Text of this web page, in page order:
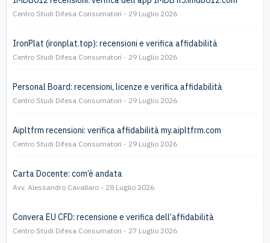
Centro Studi Difesa Consumatori 29 Luglio 2026
IronPlat (ironplat.top): recensioni e verifica affidabilità
Centro Studi Difesa Consumatori 29 Luglio 2026
Personal Board: recensioni, licenze e verifica affidabilità
Centro Studi Difesa Consumatori 29 Luglio 2026
Aipltfrm recensioni: verifica affidabilità my.aipltfrm.com
Centro Studi Difesa Consumatori 29 Luglio 2026
Carta Docente: com’è andata
Avv. Alessandro Cavallaro 28 Luglio 2026
Convera EU CFD: recensione e verifica dell’affidabilità
Centro Studi Difesa Consumatori 27 Luglio 2026